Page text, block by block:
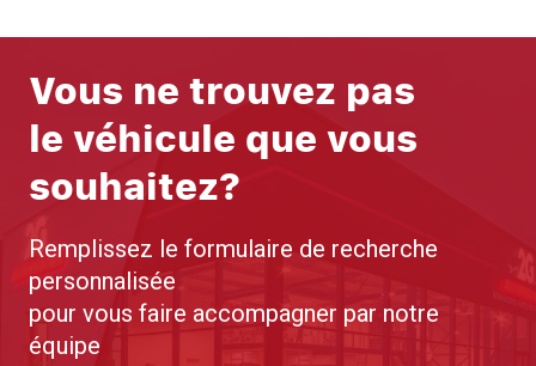
Vous ne trouvez pas
le véhicule que vous
souhaitez?
Remplissez le formulaire de recherche
personnalisée
pour vous faire accompagner par notre
équipe